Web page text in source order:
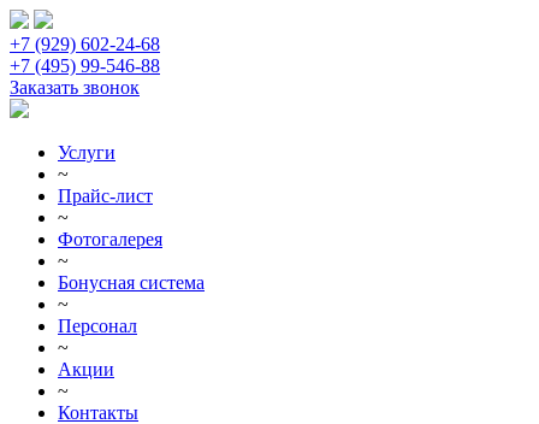
+7 (929) 602-24-68
+7 (495) 99-546-88
Заказать звонок
Услуги
~
Прайс-лист
~
Фотогалерея
~
Бонусная система
~
Персонал
~
Акции
~
Контакты